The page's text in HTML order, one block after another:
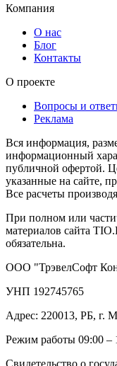
Компания
О нас
Блог
Контакты
О проекте
Вопросы и
Реклама
Вся информация,
информационный
публичной офертой.
указанные на сайте,
Все расчеты
При полном или
материалов сайта
обязательна.
ООО "ТрэвелСофт
УНП 192745765
Адрес: 220013, РБ, г.
Режим работы 09:00 –
Свидетельство о